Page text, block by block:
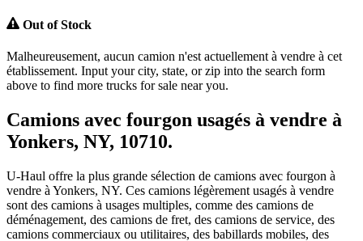
Out of Stock
Malheureusement, aucun camion n'est actuellement à vendre à cet
établissement. Input your city, state, or zip into the search form
above to find more trucks for sale near you.
Camions avec fourgon usagés à vendre à
Yonkers, NY, 10710.
U-Haul offre la plus grande sélection de camions avec fourgon à
vendre à Yonkers, NY. Ces camions légèrement usagés à vendre
sont des camions à usages multiples, comme des camions de
déménagement, des camions de fret, des camions de service, des
camions commerciaux ou utilitaires, des babillards mobiles, des